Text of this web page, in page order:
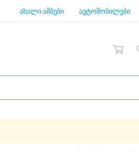
ახალი ამბები ავტომობილები